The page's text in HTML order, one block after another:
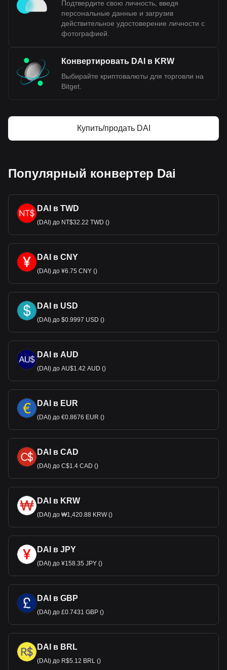
Данные обмена криптовалют Bitget на фиат
показывают, что наиболее популярной парой Dai
является DAI к KRW, а код валюты Dai — DAI.
узнать, на сколько KRW можно обменять вашу
криптовалюту.
Подтвердите свою личность, введя
персональные данные и загрузив
действительное удостоверение личности с
фотографией.
Конвертировать DAI в KRW
Выбирайте криптовалюты для торговли на
Bitget.
Купить/продать DAI
Популярный конвертер Dai
DAI в TWD
(DAI) до NT$32.22 TWD ()
DAI в CNY
(DAI) до ¥6.75 CNY ()
DAI в USD
(DAI) до $0.9997 USD ()
DAI в AUD
(DAI) до AU$1.42 AUD ()
DAI в EUR
(DAI) до €0.8676 EUR ()
DAI в CAD
(DAI) до C$1.4 CAD ()
DAI в KRW
(DAI) до ₩1,420.88 KRW ()
DAI в JPY
(DAI) до ¥158.35 JPY ()
DAI в GBP
(DAI) до £0.7431 GBP ()
DAI в BRL
(DAI) до R$5.12 BRL ()